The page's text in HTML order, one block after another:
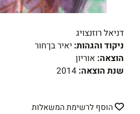
דניאל רוזנצויג
ניקוד והגהות: יאיר בן־חור
הוצאה: אוריון
שנת הוצאה: 2014
הוסף לרשימת המשאלות